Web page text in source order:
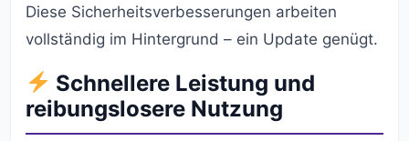
Diese Sicherheitsverbesserungen arbeiten
vollständig im Hintergrund – ein Update genügt.
Schnellere Leistung und
reibungslosere Nutzung